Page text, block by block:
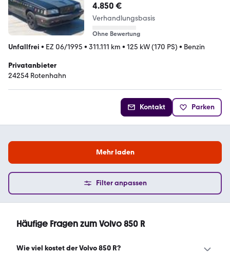
4.850 €
Verhandlungsbasis
Ohne Bewertung
Unfallfrei • EZ 06/1995 • 311.111 km • 125 kW (170 PS) • Benzin
Privatanbieter
24254 Rotenhahn
Kontakt Parken
Mehr laden
Filter anpassen
Häufige Fragen zum Volvo 850 R
Wie viel kostet der Volvo 850 R?